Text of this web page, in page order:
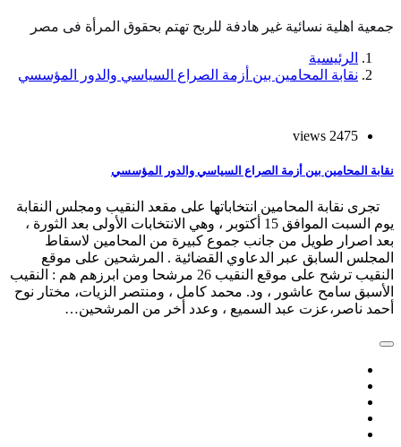
جمعية اهلية نسائية غير هادفة للربح تهتم بحقوق المرأة فى مصر
الرئيسية
نقابة المحامين بين أزمة الصراع السياسي والدور المؤسسي
2475 views
نقابة المحامين بين أزمة الصراع السياسي والدور المؤسسي
تجرى نقابة المحامين انتخاباتها على مقعد النقيب ومجلس النقابة
يوم السبت الموافق 15 أكتوبر ، وهي الانتخابات الأولى بعد الثورة ،
بعد اصرار طويل من جانب جموع كبيرة من المحامين لاسقاط
المجلس السابق عبر الدعاوي القضائية . المرشحين على موقع
النقيب ترشح على موقع النقيب 26 مرشحا ومن ابرزهم هم : النقيب
الأسبق سامح عاشور ، ود. محمد كامل ، ومنتصر الزيات، مختار نوح
أحمد ناصر،عزت عبد السميع ، وعدد أخر من المرشحين…